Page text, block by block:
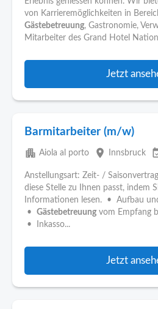
von Karrieremöglichkeiten in
Gästebetreuung, Gastronomie,
Mitarbeiter des Grand Hotel
Jetzt
Barmitarbeiter (m/w)
apartment Aiola al porto place Innsbruck
Anstellungsart: Zeit- /
diese Stelle zu Ihnen passt, indem
Informationen lesen. • Aufbau
• Gästebetreuung vom Empfang
• Inkasso...
Jetzt